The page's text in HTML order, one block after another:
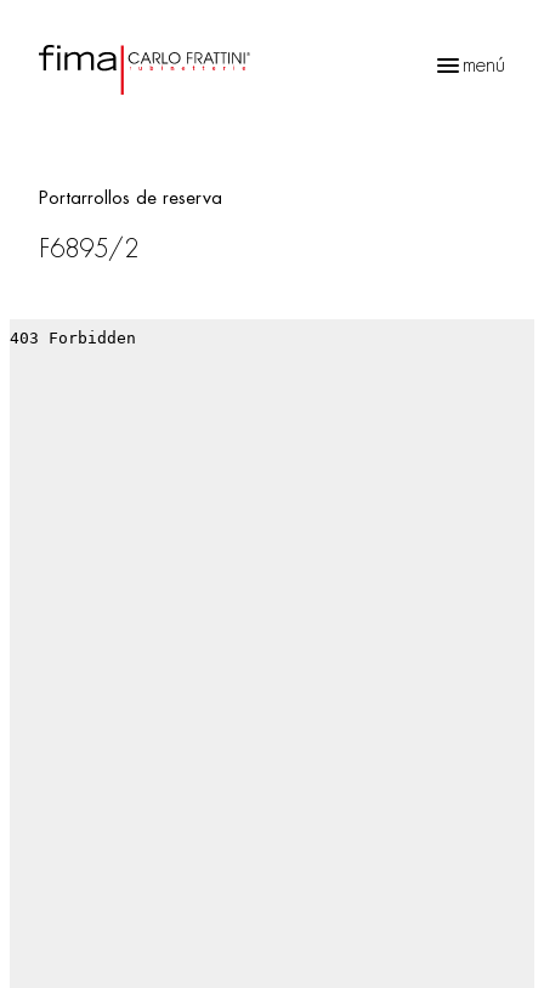
menú
Portarrollos de reserva
F6895/2